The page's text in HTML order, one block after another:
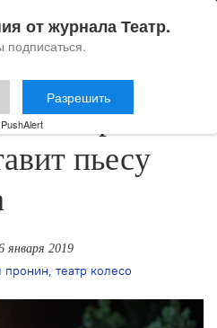
театр
пьесу
января 2019
пронин, театр колесо
от журнала Театр.
Разрешить